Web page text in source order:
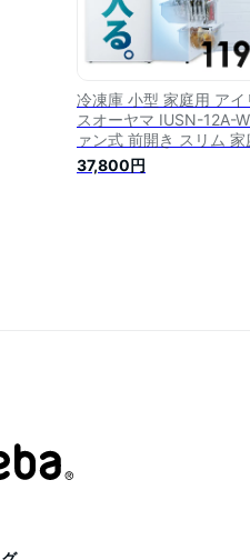
冷凍庫 小型 家庭用 アイ
スオーヤマ IUSN-12A-
ァン式 前開き スリム 家
用冷凍庫 小型冷凍庫 冷
トッカー セカンド冷凍
37,800円